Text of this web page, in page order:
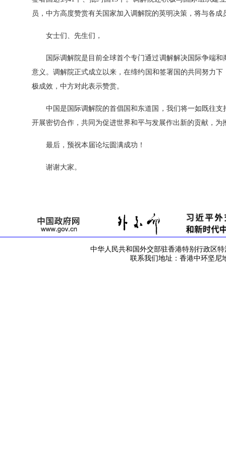
员，中方高度赞赏有关国家加入调解院的英明决策，将与各
女士们、先生们，
国际调解院是目前全球首个专门通过调解解决国际争端
意义。调解院正式成立以来，在缔约国和签署国的共同努力
极成效，中方对此表示赞赏。
中国是国际调解院的首倡国和东道国，我们将一如既往
开展密切合作，共同为促进世界和平与发展作出新的贡献，
最后，预祝本届论坛圆满成功！
谢谢大家。
中华人民共和国外交部驻香港特别行政区特
联系我们地址：香港中环坚尼